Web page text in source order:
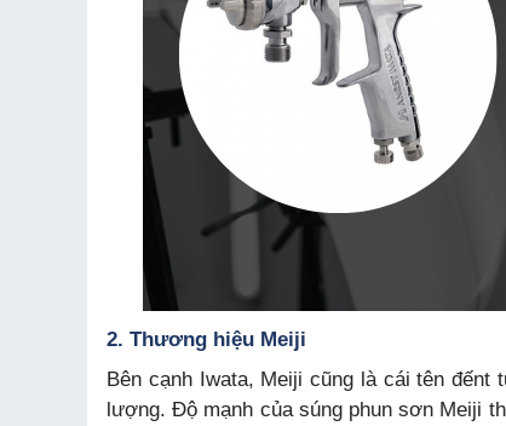
2. Thương hiệu Meiji
Bên cạnh Iwata, Meiji cũng là cái tên
lượng. Độ mạnh của súng phun sơn Meiji